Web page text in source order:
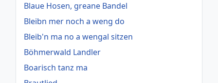
Blaue Hosen, greane Bandel
Bleibn mer noch a weng do
Bleib'n ma no a wengal sitzen
Böhmerwald Landler
Boarisch tanz ma